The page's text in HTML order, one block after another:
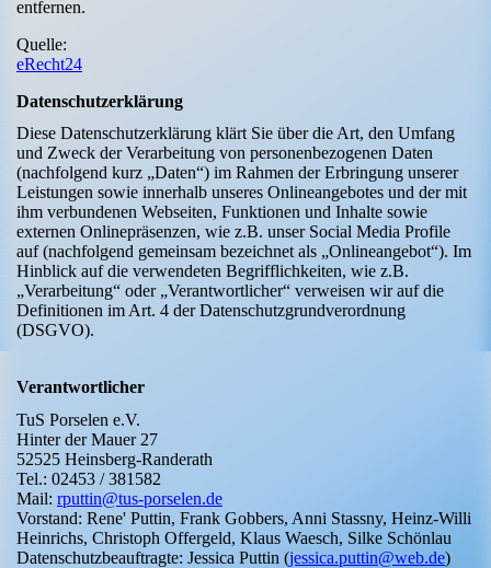
entfernen.
Quelle:
eRecht24
Datenschutzerklärung
Diese Datenschutzerklärung klärt Sie über die Art, den Umfang
und Zweck der Verarbeitung von personenbezogenen Daten
(nachfolgend kurz „Daten“) im Rahmen der Erbringung unserer
Leistungen sowie innerhalb unseres Onlineangebotes und der mit
ihm verbundenen Webseiten, Funktionen und Inhalte sowie
externen Onlinepräsenzen, wie z.B. unser Social Media Profile
auf (nachfolgend gemeinsam bezeichnet als „Onlineangebot“). Im
Hinblick auf die verwendeten Begrifflichkeiten, wie z.B.
„Verarbeitung“ oder „Verantwortlicher“ verweisen wir auf die
Definitionen im Art. 4 der Datenschutzgrundverordnung
(DSGVO).
Verantwortlicher
TuS Porselen e.V.
Hinter der Mauer 27
52525 Heinsberg-Randerath
Tel.: 02453 / 381582
Mail: rputtin@tus-porselen.de
Vorstand: Rene' Puttin, Frank Gobbers, Anni Stassny, Heinz-Willi
Heinrichs, Christoph Offergeld, Klaus Waesch, Silke Schönlau
Datenschutzbeauftragte: Jessica Puttin (jessica.puttin@web.de)